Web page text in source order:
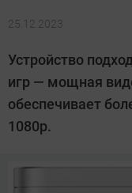
25.12.2023
Автор:
Калашников
Устройство
игр — мощная
обеспечивает
1080p.